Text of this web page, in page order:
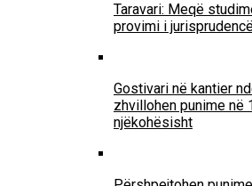
Taravari: Meqë
provimi i
Gostivari në kantier
zhvillohen punime në
njëkohësisht